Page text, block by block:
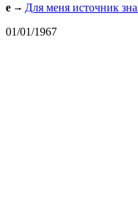
e
Для меня источник
01/01/1967